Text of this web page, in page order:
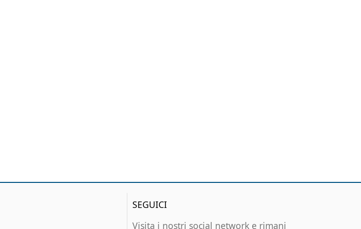
SEGUICI
Visita i nostri social network e rimani